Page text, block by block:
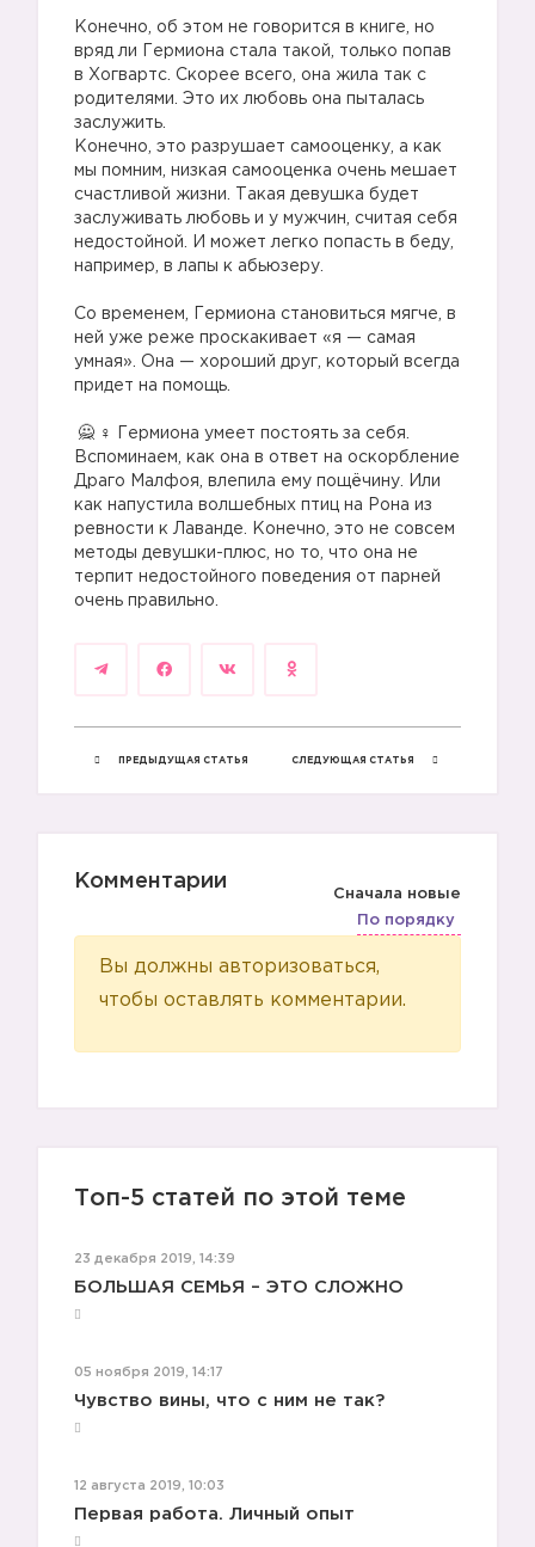
👩 🎓
Конечно, об этом не говорится в книге, но
вряд ли Гермиона стала такой, только попав
в Хогвартс. Скорее всего, она жила так с
родителями. Это их любовь она пыталась
заслужить.
Конечно, это разрушает самооценку, а как
мы помним, низкая самооценка очень мешает
счастливой жизни. Такая девушка будет
заслуживать любовь и у мужчин, считая себя
недостойной. И может легко попасть в беду,
например, в лапы к абьюзеру.
Со временем, Гермиона становиться мягче, в
ней уже реже проскакивает «я — самая
умная». Она — хороший друг, который всегда
придет на помощь.
‍♀️ Гермиона умеет постоять за себя.
Вспоминаем, как она в ответ на оскорбление
Драго Малфоя, влепила ему пощёчину. Или
как напустила волшебных птиц на Рона из
ревности к Лаванде. Конечно, это не совсем
методы девушки-плюс, но то, что она не
терпит недостойного поведения от парней
очень правильно.
ПРЕДЫДУЩАЯ СТАТЬЯ СЛЕДУЮЩАЯ СТАТЬЯ
Комментарии
Сначала новые
По порядку
Вы должны авторизоваться,
чтобы оставлять комментарии.
Топ-5 статей по этой теме
23 декабря 2019, 14:39
БОЛЬШАЯ СЕМЬЯ – ЭТО СЛОЖНО
05 ноября 2019, 14:17
Чувство вины, что с ним не так?
12 августа 2019, 10:03
Первая работа. Личный опыт